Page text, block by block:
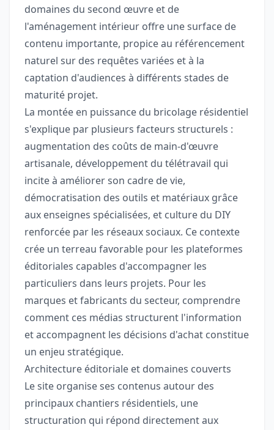
domaines du second œuvre et de
l'aménagement intérieur offre une surface de
contenu importante, propice au référencement
naturel sur des requêtes variées et à la
captation d'audiences à différents stades de
maturité projet.
La montée en puissance du bricolage résidentiel
s'explique par plusieurs facteurs structurels :
augmentation des coûts de main-d'œuvre
artisanale, développement du télétravail qui
incite à améliorer son cadre de vie,
démocratisation des outils et matériaux grâce
aux enseignes spécialisées, et culture du DIY
renforcée par les réseaux sociaux. Ce contexte
crée un terreau favorable pour les plateformes
éditoriales capables d'accompagner les
particuliers dans leurs projets. Pour les
marques et fabricants du secteur, comprendre
comment ces médias structurent l'information
et accompagnent les décisions d'achat constitue
un enjeu stratégique.
Architecture éditoriale et domaines couverts
Le site organise ses contenus autour des
principaux chantiers résidentiels, une
structuration qui répond directement aux